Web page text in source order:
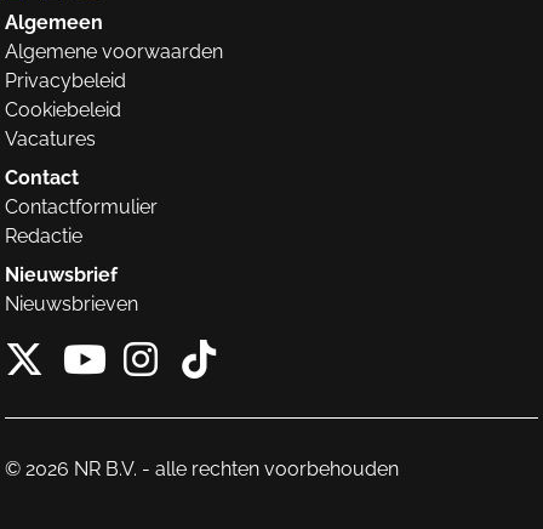
Algemeen
Algemene voorwaarden
Privacybeleid
Cookiebeleid
Vacatures
Contact
Contactformulier
Redactie
Nieuwsbrief
Nieuwsbrieven
X van NieuwRechts
Instagram van
Tiktok van
© 2026 NR B.V. - alle rechten voorbehouden